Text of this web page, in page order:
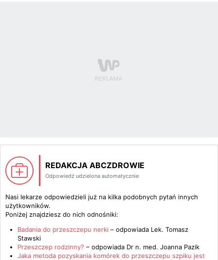
REDAKCJA ABCZDROWIE
Odpowiedź udzielona automatycznie
Nasi lekarze odpowiedzieli już na kilka podobnych pytań innych
użytkowników.
Poniżej znajdziesz do nich odnośniki:
Badania do przeszczepu nerki – odpowiada Lek. Tomasz
Stawski
Przeszczep rodzinny? – odpowiada Dr n. med. Joanna Pazik
Jaka metoda pozyskania komórek do przeszczepu szpiku jest